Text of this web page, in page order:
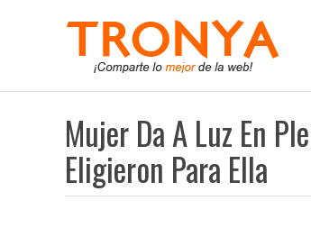
Mujer Da A Luz En
Eligieron Para Ella